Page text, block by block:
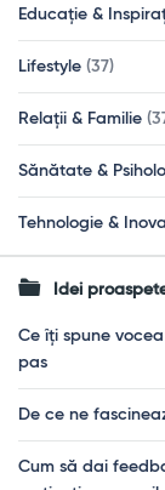
Educație &
Lifestyle (37)
Relații & Familie
Sănătate &
Tehnologie &
Idei
Ce îți spune
pas
De ce ne
Cum să dai